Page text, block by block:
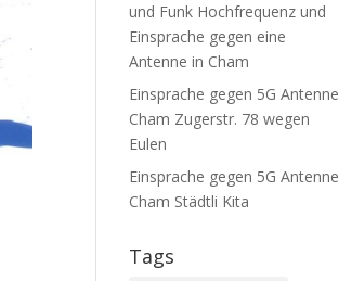
und Funk Hochfrequenz und
Einsprache gegen eine
Antenne in Cham
Einsprache gegen 5G Antenne
Cham Zugerstr. 78 wegen
Eulen
Einsprache gegen 5G Antenne
Cham Städtli Kita
Tags